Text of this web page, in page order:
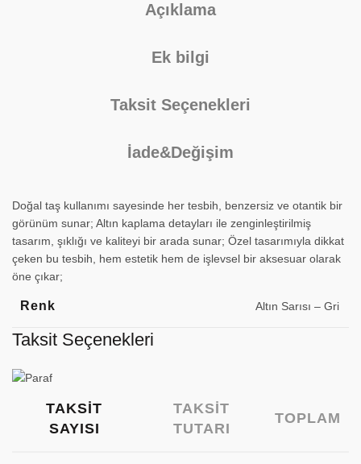
Açıklama
Ek bilgi
Taksit Seçenekleri
İade&Değişim
Doğal taş kullanımı sayesinde her tesbih, benzersiz ve otantik bir
görünüm sunar; Altın kaplama detayları ile zenginleştirilmiş
tasarım, şıklığı ve kaliteyi bir arada sunar; Özel tasarımıyla dikkat
çeken bu tesbih, hem estetik hem de işlevsel bir aksesuar olarak
öne çıkar;
Renk Altın Sarısı – Gri
Taksit Seçenekleri
TAKSIT
SAYISI
TAKSIT
TUTARI
TOPLAM